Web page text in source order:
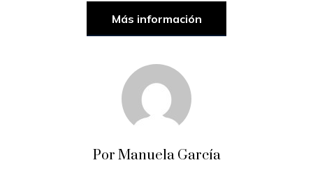
Más información
Por Manuela García